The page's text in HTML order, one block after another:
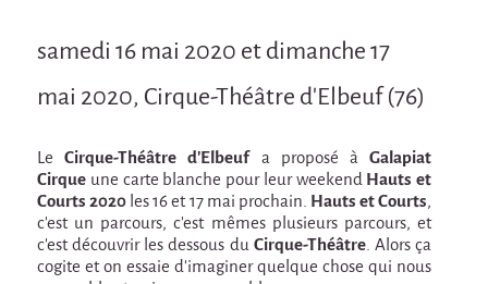
Les maîtres du désordre
L'essaim - Projet participatif autour de la
Brise de la Pastille
Mad in Finland
Préviens les autres
Sans-culotte
Sans-Culotte
samedi 16 mai 2020 et dimanche 17
mai 2020, Cirque-Théâtre d'Elbeuf (76)
LeCirque-Théâtre d’Elbeufa proposé àGalapiat
Cirque une carte blanche pour leur weekend Hauts et
Courts 2020 les 16 et 17 mai prochain. Hauts et Courts,
c’est un parcours, c’est mêmes plusieurs parcours, et
c’est découvrir les dessous du Cirque-Théâtre. Alors ça
cogite et on essaie d’imaginer quelque chose qui nous